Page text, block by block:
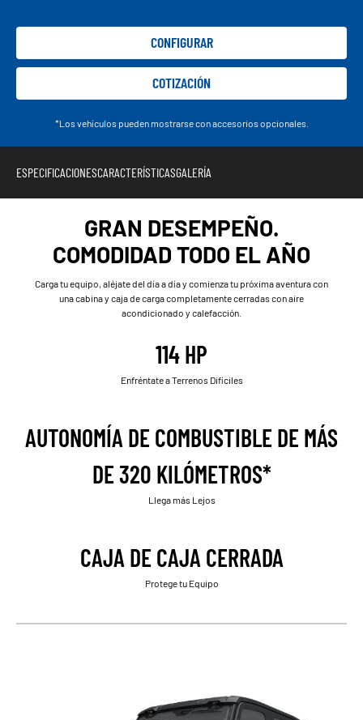
CONFIGURAR
COTIZACIÓN
*Los vehículos pueden mostrarse con accesorios opcionales.
ESPECIFICACIONESCARACTERÍSTICASGALERÍA
GRAN DESEMPEÑO.
COMODIDAD TODO EL AÑO
Carga tu equipo, aléjate del día a día y comienza tu próxima aventura con
una cabina y caja de carga completamente cerradas con aire
acondicionado y calefacción.
114 HP
Enfréntate a Terrenos Difíciles
AUTONOMÍA DE COMBUSTIBLE DE MÁS
DE 320 KILÓMETROS*
Llega más Lejos
CAJA DE CAJA CERRADA
Protege tu Equipo